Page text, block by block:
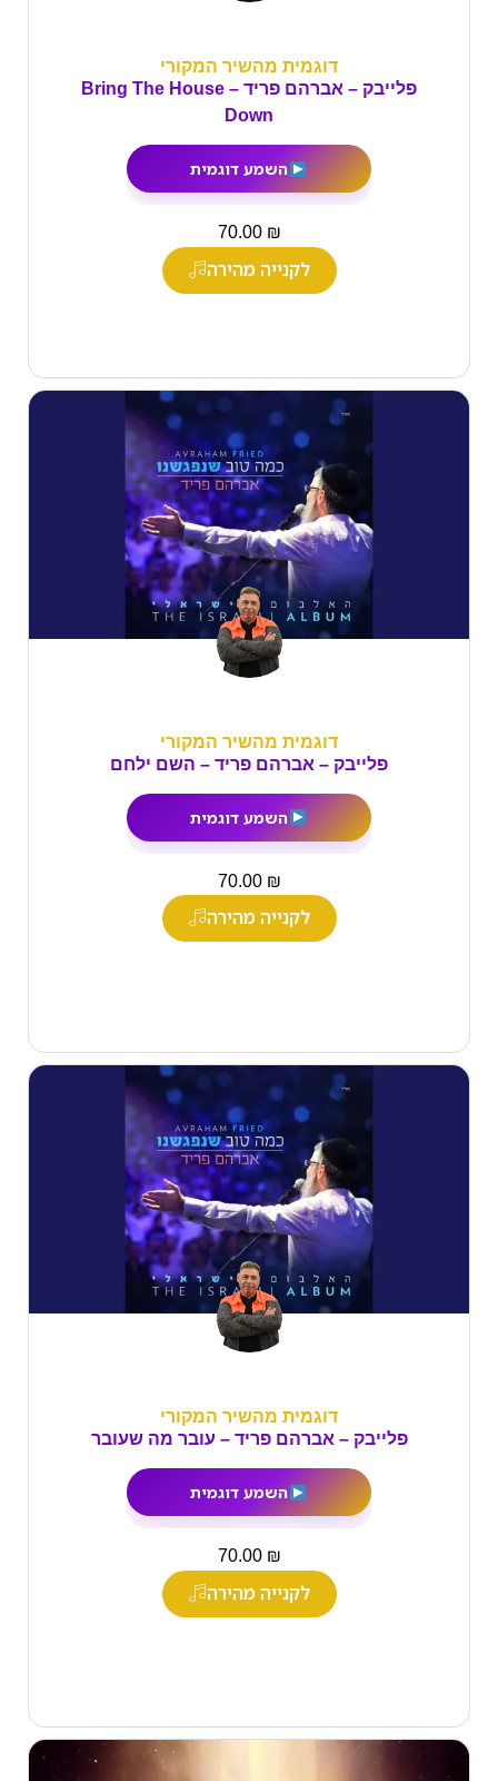
דוגמית מהשיר המקורי
פלייבק – אברהם פריד – Bring The House
Down
השמע דוגמית
70.00 ₪
לקנייה מהירה
דוגמית מהשיר המקורי
פלייבק – אברהם פריד – השם ילחם
השמע דוגמית
70.00 ₪
לקנייה מהירה
דוגמית מהשיר המקורי
פלייבק – אברהם פריד – עובר מה שעובר
השמע דוגמית
70.00 ₪
לקנייה מהירה